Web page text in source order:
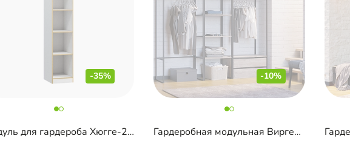
-35%
Модуль для гардероба Хюгге-2 Белый
-10%
Гардеробная модульная Виргес-2 Блэк